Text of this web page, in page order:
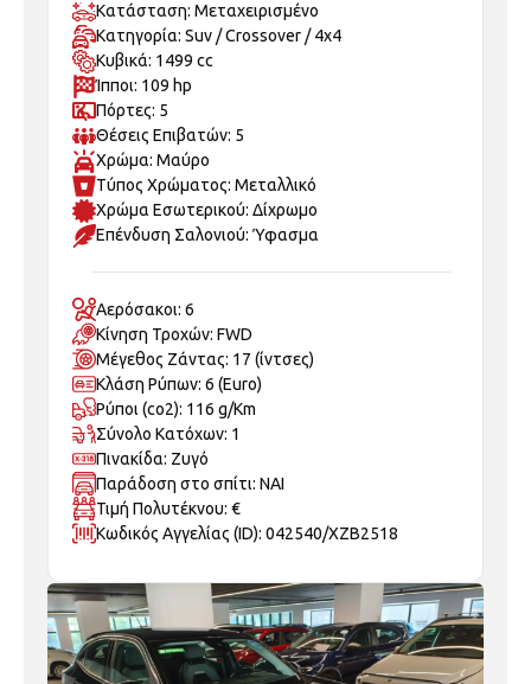
Κατάσταση: Μεταχειρισμένo
Κατηγορία: Suv / Crossover / 4x4
Κυβικά: 1499 cc
Ίπποι: 109 hp
Πόρτες: 5
Θέσεις Επιβατών: 5
Χρώμα: Μαύρο
Τύπος Χρώματος: Μεταλλικό
Χρώμα Εσωτερικού: Δίχρωμο
Επένδυση Σαλονιού: Ύφασμα
Αερόσακοι: 6
Κίνηση Τροχών: FWD
Μέγεθος Ζάντας: 17 (ίντσες)
Κλάση Ρύπων: 6 (Euro)
Ρύποι (co2): 116 g/Km
Σύνολο Κατόχων: 1
Πινακίδα: Ζυγό
Παράδοση στο σπίτι: ΝΑΙ
Τιμή Πολυτέκνου: €
Κωδικός Αγγελίας (ID): 042540/XZB2518